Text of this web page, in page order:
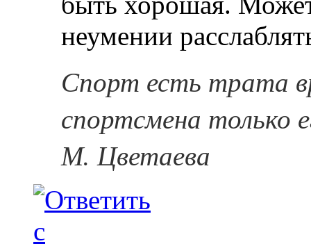
неумении
Спорт есть трата
спортсмена только
М. Цветаева